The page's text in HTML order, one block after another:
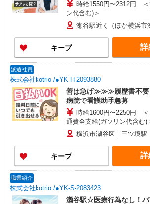
時給1550円〜2312円 ＜
ン代含む)＞
瀬谷駅近く（ほか横浜市
キープ 詳
派遣社員
株式会社kotrio /●YK-H-2093880
善は急げ≫≫≫履歴書不要
病院で看護助手急募
時給1600円〜2250円 ＜
通費全支給(ガソリン代含む)
横浜市瀬谷区｜三ツ境駅
キープ 詳
職業紹介
株式会社kotrio /●YK-S-2083423
瀬谷駅☆医療行為なし！